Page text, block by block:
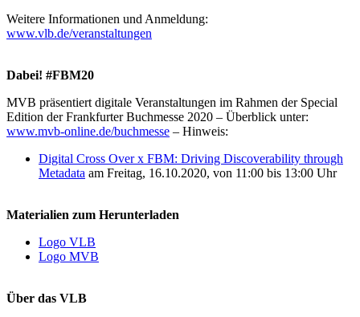
Weitere Informationen und Anmeldung:
www.vlb.de/veranstaltungen
Dabei! #FBM20
MVB präsentiert digitale Veranstaltungen im Rahmen der Special
Edition der Frankfurter Buchmesse 2020 – Überblick unter:
www.mvb-online.de/buchmesse – Hinweis:
Digital Cross Over x FBM: Driving Discoverability through
Metadata am Freitag, 16.10.2020, von 11:00 bis 13:00 Uhr
Materialien zum Herunterladen
Logo VLB
Logo MVB
Über das VLB